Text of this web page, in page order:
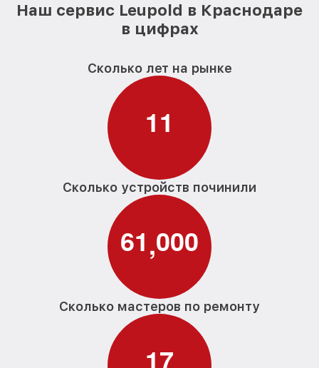
Наш сервис Leupold в Краснодаре
в цифрах
Сколько лет на рынке
11
Сколько устройств починили
61,000
Сколько мастеров по ремонту
17